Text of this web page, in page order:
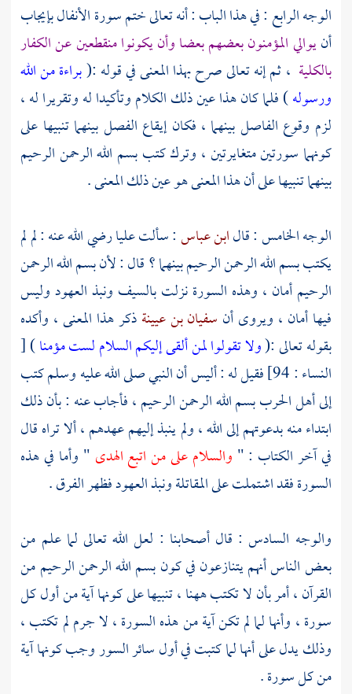
الوجه الرابع : في هذا الباب : أنه تعالى ختم سورة الأنفال بإيجاب
أنيوالي المؤمنون بعضهم بعضا وأن يكونوا منقطعين عن الكفار
بالكلية ، ثم إنه تعالى صرح بهذا المعنى في قوله :(براءة من الله
ورسوله) فلما كان هذا عين ذلك الكلام وتأكيدا له وتقريرا له ،
لزم وقوع الفاصل بينهما ، فكان إيقاع الفصل بينهما تنبيها على
كونهما سورتين متغايرتين ، وترك كتب بسم الله الرحمن الرحيم
بينهما تنبيها على أن هذا المعنى هو عين ذلك المعنى .
الوجه الخامس : قالابن عباس: سألتعليارضي الله عنه : لم لم
يكتب بسم الله الرحمن الرحيم بينهما ؟ قال : لأن بسم الله الرحمن
الرحيم أمان ، وهذه السورة نزلت بالسيف ونبذ العهود وليس
فيها أمان ، ويروى أن سفيان بن عيينةذكر هذا المعنى ، وأكده
بقوله تعالى :(ولا تقولوا لمن ألقى إليكم السلام لست مؤمنا) [
النساء : 94] فقيل له : أليس أن النبي صلى الله عليه وسلم كتب
إلى أهل الحرب بسم الله الرحمن الرحيم ، فأجاب عنه : بأن ذلك
ابتداء منه بدعوتهم إلى الله ، ولم ينبذ إليهم عهدهم ، ألا تراه قال
في آخر الكتاب : " والسلام على من اتبع الهدى " وأما في هذه
السورة فقد اشتملت على المقاتلة ونبذ العهود فظهر الفرق .
والوجه السادس : قال أصحابنا : لعل الله تعالى لما علم من
بعض الناس أنهم يتنازعون في كون بسم الله الرحمن الرحيم من
القرآن ، أمر بأن لا تكتب ههنا ، تنبيها على كونها آية من أول كل
سورة ، وأنها لما لم تكن آية من هذه السورة ، لا جرم لم تكتب ،
وذلك يدل على أنها لما كتبت في أول سائر السور وجب كونها آية
من كل سورة .